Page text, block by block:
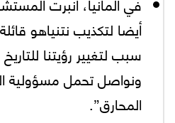
أيضا لتكذيب نتنياهو
سبب لتغيير رؤيتنا
ونواصل تحمل مسؤولية
المحارق”.